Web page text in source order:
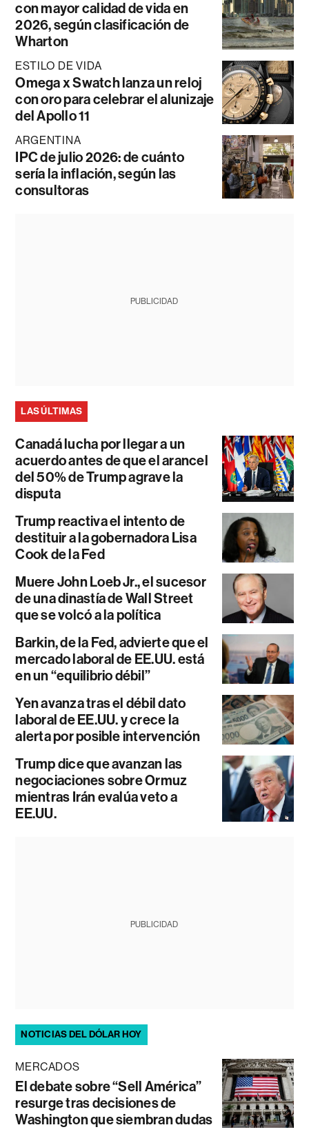
con mayor calidad de vida en
2026, según clasificación de
Wharton
ESTILO DE VIDA
Omega x Swatch lanza un reloj
con oro para celebrar el alunizaje
del Apollo 11
ARGENTINA
IPC de julio 2026: de cuánto
sería la inflación, según las
consultoras
PUBLICIDAD
LAS ÚLTIMAS
Canadá lucha por llegar a un
acuerdo antes de que el arancel
del 50% de Trump agrave la
disputa
Trump reactiva el intento de
destituir a la gobernadora Lisa
Cook de la Fed
Muere John Loeb Jr., el sucesor
de una dinastía de Wall Street
que se volcó a la política
Barkin, de la Fed, advierte que el
mercado laboral de EE.UU. está
en un “equilibrio débil”
Yen avanza tras el débil dato
laboral de EE.UU. y crece la
alerta por posible intervención
Trump dice que avanzan las
negociaciones sobre Ormuz
mientras Irán evalúa veto a
EE.UU.
PUBLICIDAD
NOTICIAS DEL DÓLAR HOY
MERCADOS
El debate sobre “Sell América”
resurge tras decisiones de
Washington que siembran dudas